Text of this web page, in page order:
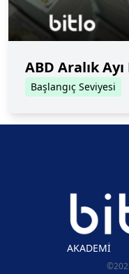
ABD Aralık
Başlangıç Seviyesi
AKADEMİ